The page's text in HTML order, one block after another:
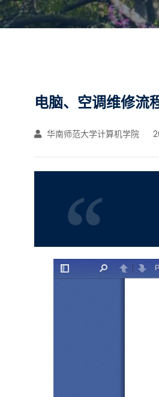
电脑、空调维修流
华南师范大学计算机学院